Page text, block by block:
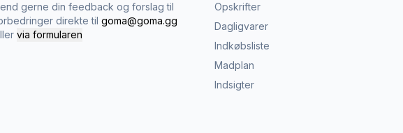
gerne din feedback og forslag til
direkte til goma@goma.gg
via formularen
Opskrifter
Dagligvarer
Indkøbsliste
Madplan
Indsigter